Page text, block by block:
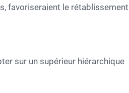
favoriseraient le rétablissement
sur un supérieur hiérarchique